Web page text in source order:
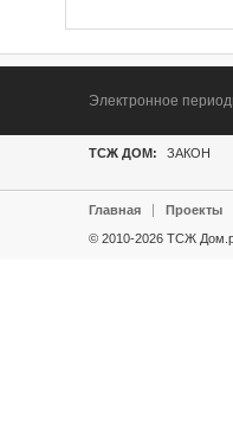
Электронное
ТСЖ ДОМ: ЗАКОН
Главная Проекты
© 2010-2026 ТСЖ